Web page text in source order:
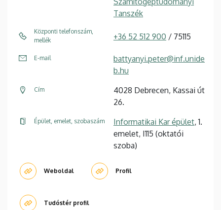
Tanszék
Központi telefonszám,
mellék
+36 52 512 900 / 75115
E-mail
battyanyi.peter@inf.unide
b.hu
Cím
4028 Debrecen, Kassai út
26.
Épület, emelet, szobaszám Informatikai Kar épület, 1.
emelet, I115 (oktatói
szoba)
Weboldal Profil
Tudóstér profil